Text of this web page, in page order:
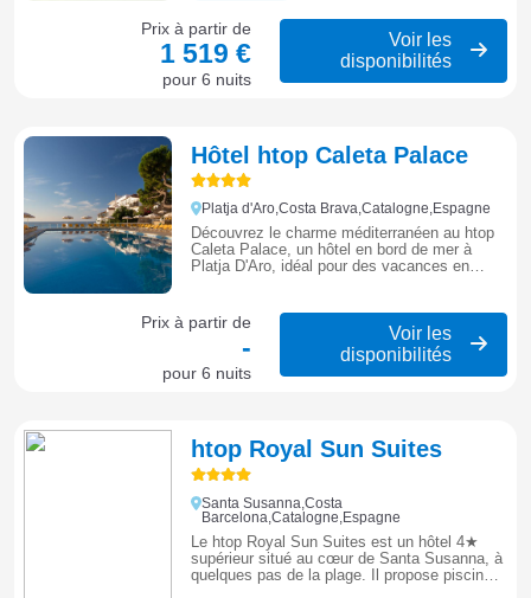
Prix à partir de
1 519 €
pour 6 nuits
Voir les
disponibilités
Hôtel htop Caleta Palace
Platja d'Aro,Costa Brava,Catalogne,Espagne
Découvrez le charme méditerranéen au htop
Caleta Palace, un hôtel en bord de mer à
Platja D'Aro, idéal pour des vacances en
Prix à partir de
-
pour 6 nuits
Voir les
disponibilités
htop Royal Sun Suites
Santa Susanna,Costa
Barcelona,Catalogne,Espagne
Le htop Royal Sun Suites est un hôtel 4★
supérieur situé au cœur de Santa Susanna, à
quelques pas de la plage. Il propose piscines